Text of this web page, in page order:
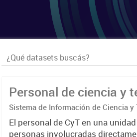
Personal de ciencia y
Sistema de Información de Ciencia
El personal de CyT en una
personas involucradas